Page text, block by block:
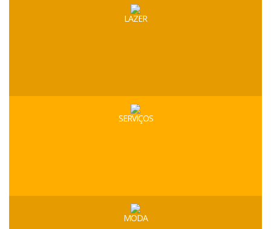
LAZER
SERVIÇOS
MODA